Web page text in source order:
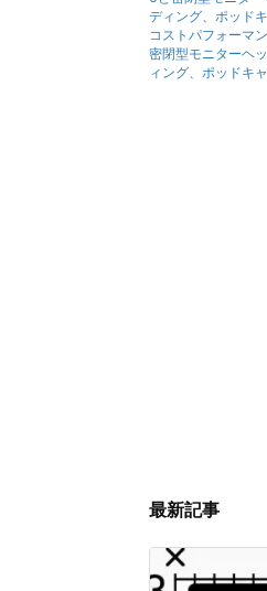
コストパフォーマ
密閉型モニターヘ
ィング、ポッドキ
最新記事